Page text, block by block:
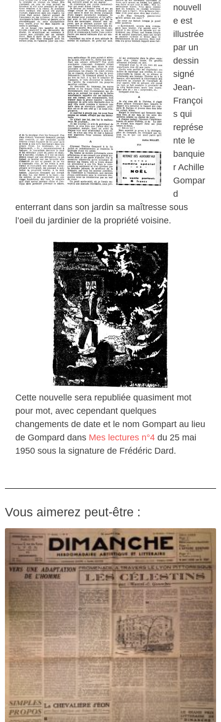
nouvell
e est
illustrée
par un
dessin
signé
Jean-
Françoi
s qui
représe
nte le
banquie
r Achille
Gompar
d
enterrant dans son jardin sa maîtresse sous
l’oeil du jardinier de la propriété voisine.
Cette nouvelle sera republiée quasiment mot
pour mot, avec cependant quelques
changements de date et le nom Gompart au lieu
de Gompard dans Mes lectures n°4 du 25 mai
1950 sous la signature de Frédéric Dard.
Vous aimerez peut-être :